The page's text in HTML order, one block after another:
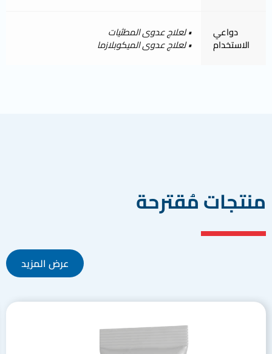
دواعي
الاستخدام
• لعلاج عدوى المطثيات
• لعلاج عدوى الميكوبلازما
منتجات مُقترحة
عرض المزيد